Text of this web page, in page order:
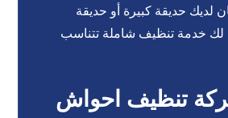
لديك حديقة كبيرة أو حديقة
لك خدمة تنظيف شاملة تتناسب
تنظيف احواش